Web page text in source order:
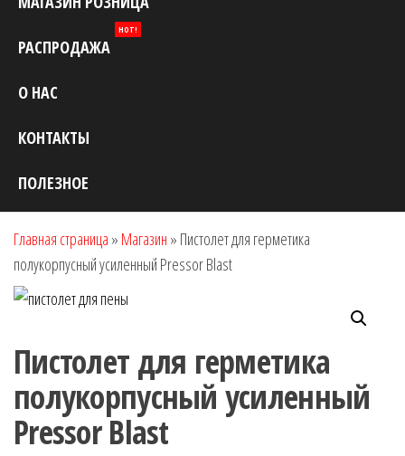
РАСПРОДАЖА
HOT!
О НАС
КОНТАКТЫ
ПОЛЕЗНОЕ
Главная страница » Магазин » Пистолет для герметика
полукорпусный усиленный Pressor Blast
Пистолет для герметика
полукорпусный усиленный
Pressor Blast